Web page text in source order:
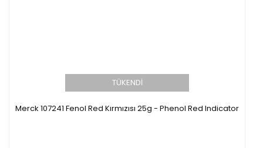
TÜKENDİ
Merck 107241 Fenol Red Kırmızısı 25g - Phenol Red Indicator